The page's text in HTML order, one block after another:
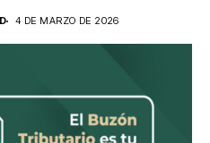
4 DE MARZO DE 2026